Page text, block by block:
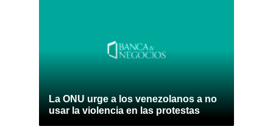
La ONU urge a los venezolanos a no
usar la violencia en las protestas